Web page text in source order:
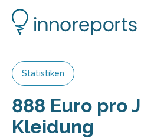
Statistiken
888 Euro pro
Kleidung